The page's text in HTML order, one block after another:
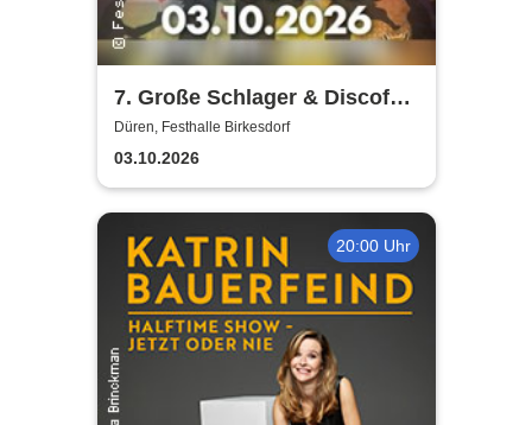
7. Große Schlager & Discofox
Party | Festhalle-Birkesdorf
Düren, Festhalle Birkesdorf
03.10.2026
20:00 Uhr